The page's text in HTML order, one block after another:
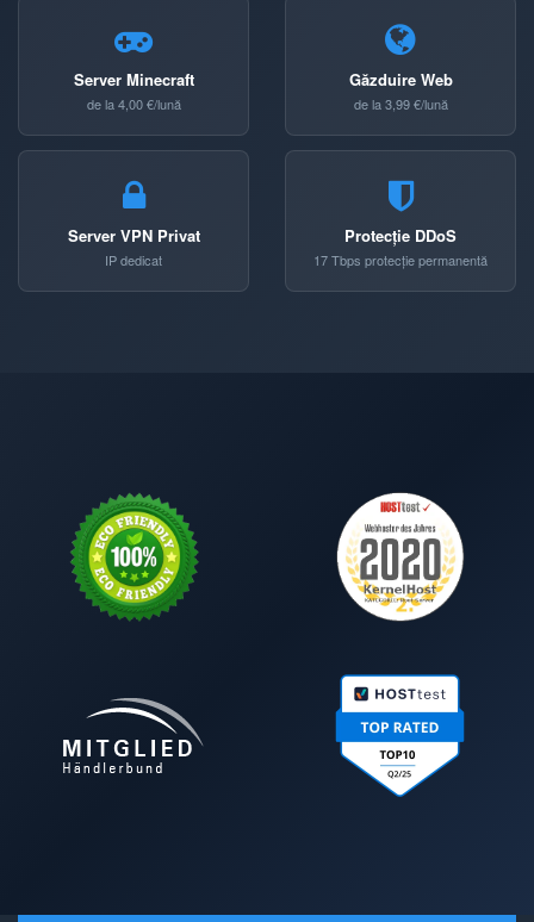
Server Minecraft
de la 4,00 €/lună
Găzduire Web
de la 3,99 €/lună
Server VPN Privat
IP dedicat
Protecție DDoS
17 Tbps protecție permanentă